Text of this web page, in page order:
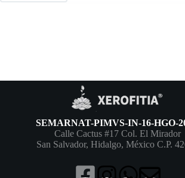
SEMARNAT-PIMVS-IN-16-HGO-
Calle Cactus #17 Col. El Mirador
San Salvador, Hidalgo, México C.P.